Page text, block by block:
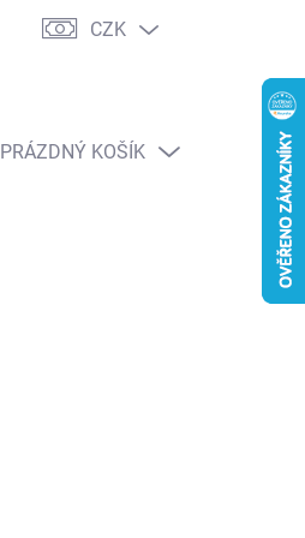
CZK
NÁKUPNÍ
PRÁZDNÝ KOŠÍK